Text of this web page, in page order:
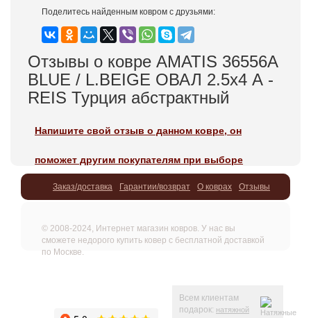
Поделитесь найденным ковром с друзьями:
Отзывы о ковре AMATIS 36556A
BLUE / L.BEIGE ОВАЛ 2.5x4 А -
REIS Турция абстрактный
Напишите свой отзыв о данном ковре, он
поможет другим покупателям при выборе
Заказ/доставка Гарантии/возврат О коврах Отзывы
© 2008-2024, Интернет магазин ковров. У нас вы
сможете недорого купить ковер с бесплатной доставкой
по Москве.
Всем клиентам
подарок: натяжной